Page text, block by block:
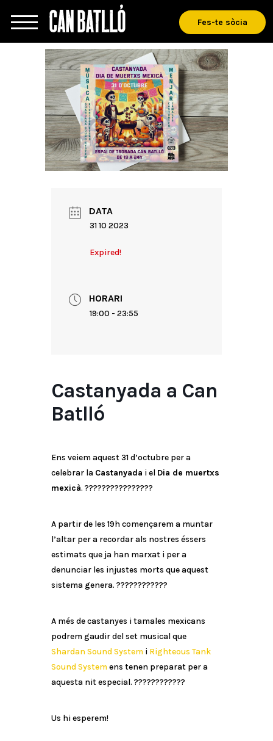
Fes-te sòcia
DATA
31 10 2023
Expired!
HORARI
19:00 - 23:55
Castanyada a Can
Batlló
Ens veiem aquest 31 d’octubre per a
celebrar la Castanyada i el Dia de muertxs
mexicà. ????????????????
A partir de les 19h començarem a muntar
l’altar per a recordar als nostres éssers
estimats que ja han marxat i per a
denunciar les injustes morts que aquest
sistema genera. ????????????
A més de castanyes i tamales mexicans
podrem gaudir del set musical que
Shardan Sound System i Righteous Tank
Sound System ens tenen preparat per a
aquesta nit especial. ????????????
Us hi esperem!